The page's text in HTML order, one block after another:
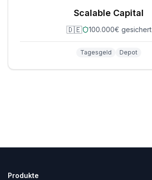
Scalable Capital
🇩🇪 100.000€ gesichert
Tagesgeld Depot
Produkte